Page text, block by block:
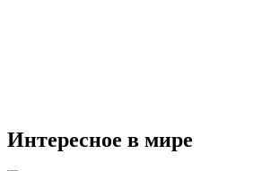
Интересное в мире